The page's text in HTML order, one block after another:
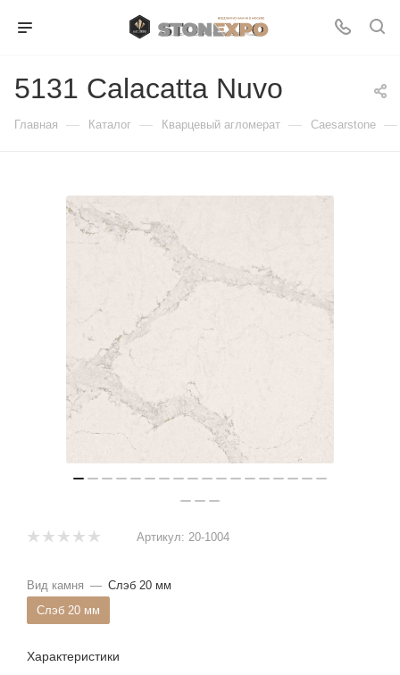
5131 Calacatta Nuvo
Главная — Каталог — Кварцевый агломерат — Caesarstone —
Артикул: 20-1004
Вид камня — Слэб 20 мм
Слэб 20 мм
Характеристики